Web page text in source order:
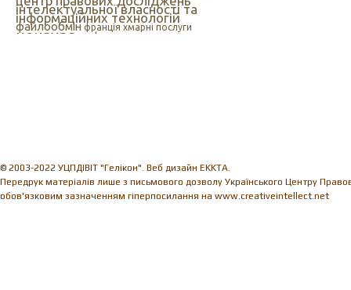
інтелектуальної власності та
інформаційних технологій
файлообмін франція хмарні послуги
цензура цифрова музика
© 2003-2022 УЦПДІВІТ "Гелікон". Веб дизайн EKKTA.
Передрук матеріалів лише з письмового дозволу Українського Центру
обов'язковим зазначенням гіперпосилання на www.creativeintellect.net